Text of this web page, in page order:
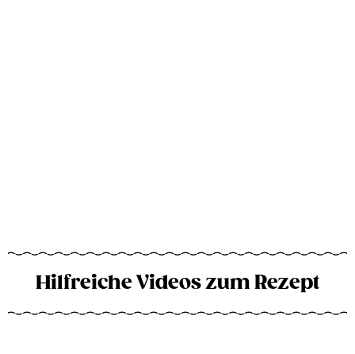
Hilfreiche Videos zum Rezept